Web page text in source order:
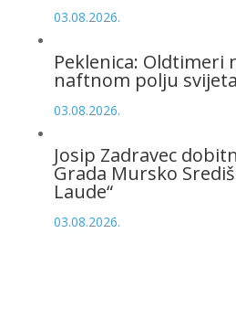
03.08.2026.
Peklenica: Oldtimeri
naftnom polju svijeta
03.08.2026.
Josip Zadravec
Grada Mursko
Laude“
03.08.2026.